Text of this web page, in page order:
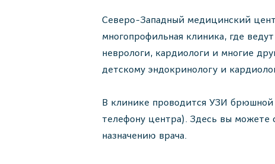
Северо-Западный медицинский
многопрофильная клиника, где
неврологи, кардиологи и многие
детскому эндокринологу и
В клинике проводится УЗИ
телефону центра). Здесь вы можете
назначению врача.